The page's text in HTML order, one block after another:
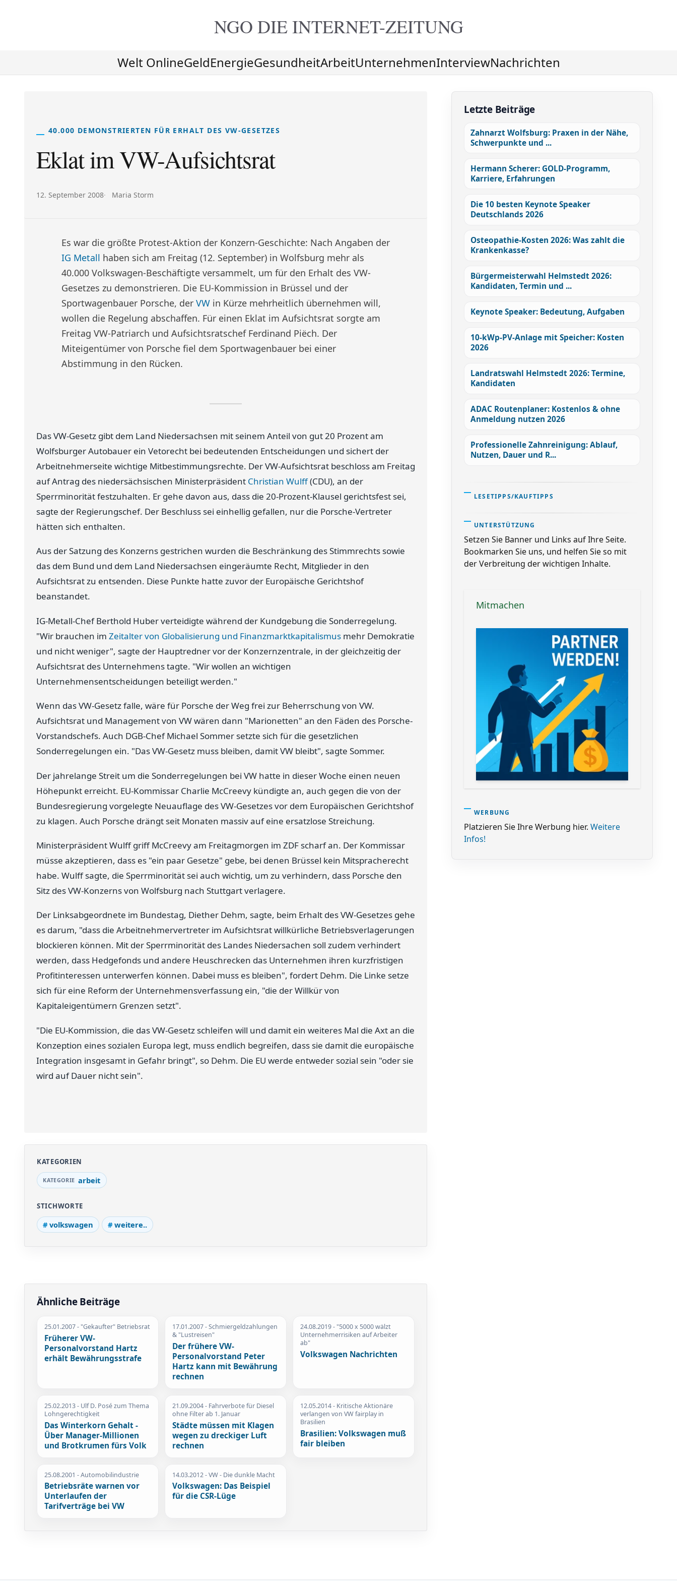
NGO DIEINTERNET-ZEITUNG
Welt OnlineGeldEnergieGesundheitArbeitUnternehmenInterviewNachrichten
40.000 DEMONSTRIERTEN FÜR ERHALT DES VW-GESETZES
Eklat im VW-Aufsichtsrat
Veröffentlicht am:
12. September 2008 Autor:
Maria Storm
Es war die größte Protest-Aktion der Konzern-Geschichte: Nach Angaben der
IG Metall haben sich am Freitag (12. September) in Wolfsburg mehr als
40.000 Volkswagen-Beschäftigte versammelt, um für den Erhalt des VW-
Gesetzes zu demonstrieren. Die EU-Kommission in Brüssel und der
Sportwagenbauer Porsche, der VW in Kürze mehrheitlich übernehmen will,
wollen die Regelung abschaffen. Für einen Eklat im Aufsichtsrat sorgte am
Freitag VW-Patriarch und Aufsichtsratschef Ferdinand Piëch. Der
Miteigentümer von Porsche fiel dem Sportwagenbauer bei einer
Abstimmung in den Rücken.
Das VW-Gesetz gibt dem Land Niedersachsen mit seinem Anteil von gut 20 Prozent am
Wolfsburger Autobauer ein Vetorecht bei bedeutenden Entscheidungen und sichert der
Arbeitnehmerseite wichtige Mitbestimmungsrechte. Der VW-Aufsichtsrat beschloss am Freitag
auf Antrag des niedersächsischen Ministerpräsident Christian Wulff(CDU), an der
Sperrminorität festzuhalten. Er gehe davon aus, dass die 20-Prozent-Klausel gerichtsfest sei,
sagte der Regierungschef. Der Beschluss sei einhellig gefallen, nur die Porsche-Vertreter
hätten sich enthalten.
Aus der Satzung des Konzerns gestrichen wurden die Beschränkung des Stimmrechts sowie
das dem Bund und dem Land Niedersachsen eingeräumte Recht, Mitglieder in den
Aufsichtsrat zu entsenden. Diese Punkte hatte zuvor der Europäische Gerichtshof
beanstandet.
IG-Metall-Chef Berthold Huber verteidigte während der Kundgebung die Sonderregelung.
"Wir brauchen im Zeitalter von Globalisierung und Finanzmarktkapitalismus mehr Demokratie
und nicht weniger", sagte der Hauptredner vor der Konzernzentrale, in der gleichzeitig der
Aufsichtsrat des Unternehmens tagte. "Wir wollen an wichtigen
Unternehmensentscheidungen beteiligt werden."
Wenn das VW-Gesetz falle, wäre für Porsche der Weg frei zur Beherrschung von VW.
Aufsichtsrat und Management von VW wären dann "Marionetten" an den Fäden des Porsche-
Vorstandschefs. Auch DGB-Chef Michael Sommer setzte sich für die gesetzlichen
Sonderregelungen ein. "Das VW-Gesetz muss bleiben, damit VW bleibt", sagte Sommer.
Der jahrelange Streit um die Sonderregelungen bei VW hatte in dieser Woche einen neuen
Höhepunkt erreicht. EU-Kommissar Charlie McCreevy kündigte an, auch gegen die von der
Bundesregierung vorgelegte Neuauflage des VW-Gesetzes vor dem Europäischen Gerichtshof
zu klagen. Auch Porsche drängt seit Monaten massiv auf eine ersatzlose Streichung.
Ministerpräsident Wulff griff McCreevy am Freitagmorgen im ZDF scharf an. Der Kommissar
müsse akzeptieren, dass es "ein paar Gesetze" gebe, bei denen Brüssel kein Mitspracherecht
habe. Wulff sagte, die Sperrminorität sei auch wichtig, um zu verhindern, dass Porsche den
Sitz des VW-Konzerns von Wolfsburg nach Stuttgart verlagere.
Der Linksabgeordnete im Bundestag, Diether Dehm, sagte, beim Erhalt des VW-Gesetzes gehe
es darum, "dass die Arbeitnehmervertreter im Aufsichtsrat willkürliche Betriebsverlagerungen
blockieren können. Mit der Sperrminorität des Landes Niedersachen soll zudem verhindert
werden, dass Hedgefonds und andere Heuschrecken das Unternehmen ihren kurzfristigen
Profitinteressen unterwerfen können. Dabei muss es bleiben", fordert Dehm. Die Linke setze
sich für eine Reform der Unternehmensverfassung ein, "die der Willkür von
Kapitaleigentümern Grenzen setzt".
"Die EU-Kommission, die das VW-Gesetz schleifen will und damit ein weiteres Mal die Axt an die
Konzeption eines sozialen Europa legt, muss endlich begreifen, dass sie damit die europäische
Integration insgesamt in Gefahr bringt", so Dehm. Die EU werde entweder sozial sein "oder sie
wird auf Dauer nicht sein".
KATEGORIEN
arbeit
STICHWORTE
volkswagen weitere..
Ähnliche Beiträge
25.01.2007- "Gekaufter" Betriebsrat
Früherer VW-
Personalvorstand Hartz
erhält Bewährungsstrafe
17.01.2007- Schmiergeldzahlungen
& "Lustreisen"
Der frühere VW-
Personalvorstand Peter
Hartz kann mit Bewährung
rechnen
24.08.2019- "5000 x 5000 wälzt
Unternehmerrisiken auf Arbeiter
ab"
Volkswagen Nachrichten
25.02.2013- Ulf D. Posé zum Thema
Lohngerechtigkeit
Das Winterkorn Gehalt -
Über Manager-Millionen
und Brotkrumen fürs Volk
21.09.2004- Fahrverbote für Diesel
ohne Filter ab 1. Januar
Städte müssen mit Klagen
wegen zu dreckiger Luft
rechnen
12.05.2014- Kritische Aktionäre
verlangen von VW fairplay in
Brasilien
Brasilien: Volkswagen muß
fair bleiben
25.08.2001 - Automobilindustrie
Betriebsräte warnen vor
Unterlaufen der
Tarifverträge bei VW
14.03.2012- VW - Die dunkle Macht
Volkswagen: Das Beispiel
für die CSR-Lüge
Letzte Beiträge
Zahnarzt Wolfsburg: Praxen in der Nähe,
Schwerpunkte und ...
Hermann Scherer: GOLD-Programm,
Karriere, Erfahrungen
Die 10 besten Keynote Speaker
Deutschlands 2026
Osteopathie-Kosten 2026: Was zahlt die
Krankenkasse?
Bürgermeisterwahl Helmstedt 2026:
Kandidaten, Termin und ...
Keynote Speaker: Bedeutung, Aufgaben
10-kWp-PV-Anlage mit Speicher: Kosten
2026
Landratswahl Helmstedt 2026: Termine,
Kandidaten
ADAC Routenplaner: Kostenlos & ohne
Anmeldung nutzen 2026
Professionelle Zahnreinigung: Ablauf,
Nutzen, Dauer und R...
LESETIPPS/KAUFTIPPS
UNTERSTÜTZUNG
Setzen Sie Banner und Links auf Ihre Seite.
Bookmarken Sie uns, und helfen Sie so mit
der Verbreitung der wichtigen Inhalte.
Mitmachen
WERBUNG
Platzieren Sie Ihre Werbung hier. Weitere
Infos!